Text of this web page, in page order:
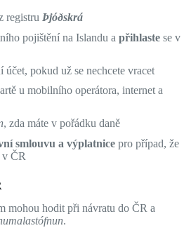
registru Þjóðskrá
pojištění na Islandu a přihlaste se v
účet, pokud už se nechcete vracet
u mobilního operátora, internet a
, zda máte v pořádku daně
smlouvu a výplatnice pro případ, že
v ČR
mohou hodit při návratu do ČR a
.